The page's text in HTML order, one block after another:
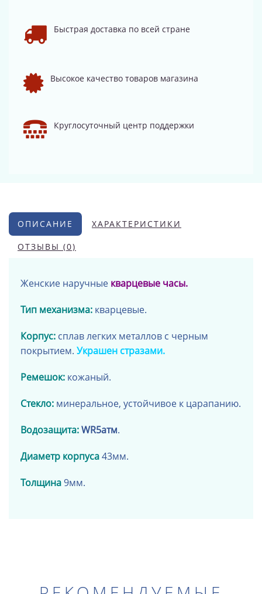
Быстрая доставка по всей стране
Высокое качество товаров магазина
Круглосуточный центр поддержки
ОПИСАНИЕ ХАРАКТЕРИСТИКИ
ОТЗЫВЫ (0)
Женские наручные кварцевые часы.
Тип механизма: кварцевые.
Корпус: сплав легких металлов с черным
покрытием. Украшен стразами.
Ремешок: кожаный.
Стекло: минеральное, устойчивое к царапанию.
Водозащита:WR5атм.
Диаметр корпуса43мм.
Толщина9мм.